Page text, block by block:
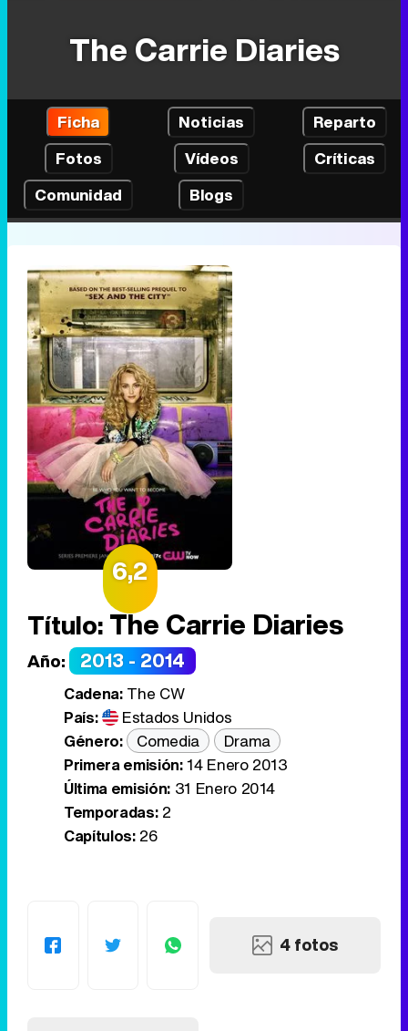
The Carrie Diaries
Ficha Noticias
Reparto
Fotos
Vídeos
Críticas
Comunidad
Blogs
6,2
Título:The Carrie Diaries
Año: 2013 - 2014
Cadena:The CW
País:
Estados Unidos
Género:
Comedia
Drama
Primera emisión:14 Enero 2013
Última emisión:31 Enero 2014
Temporadas:2
Capítulos:26
4 fotos